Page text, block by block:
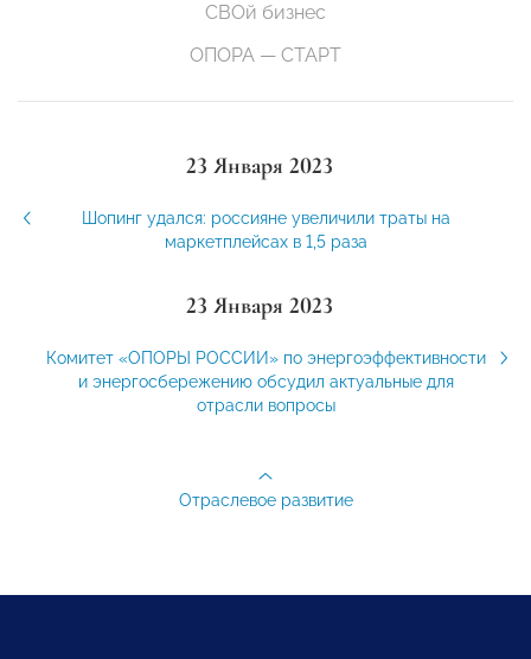
СВОй бизнес
ОПОРА — СТАРТ
23 Января 2023
Шопинг удался: россияне увеличили траты на
маркетплейсах в 1,5 раза
23 Января 2023
Комитет «ОПОРЫ РОССИИ» по энергоэффективности
и энергосбережению обсудил актуальные для
отрасли вопросы
Отраслевое развитие